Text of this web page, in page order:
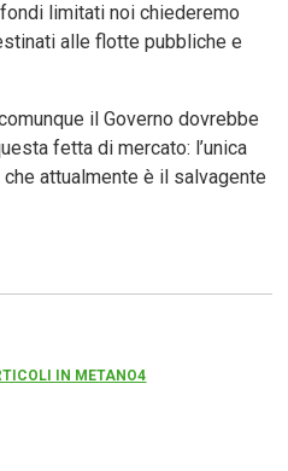
limitati noi chiederemo
alle flotte pubbliche e
il Governo dovrebbe
fetta di mercato: l’unica
attualmente è il salvagente
IN METANO4